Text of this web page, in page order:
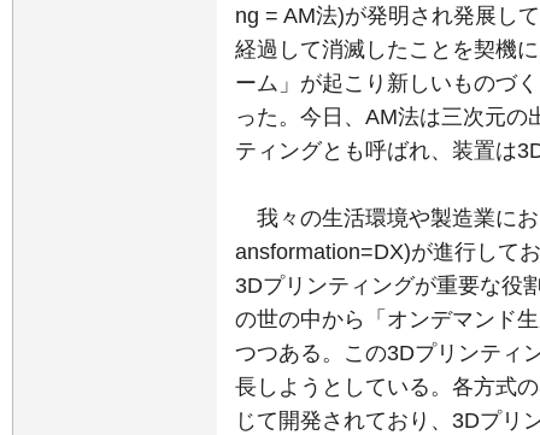
ng = AM法)が発明され発展し
経過して消滅したことを契機
ーム」が起こり新しいものづ
った。今日、AM法は三次元
ティングとも呼ばれ、装置は
我々の生活環境や製造業に
ansformation=DX)が進行して
3Dプリンティングが重要な役
の世の中から「オンデマンド
つつある。この3Dプリンティ
長しようとしている。各方式
じて開発されており、3Dプリ